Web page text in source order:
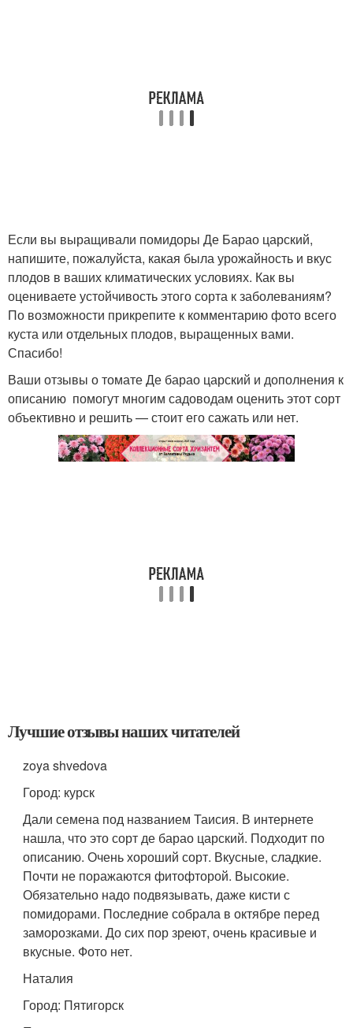
Если вы выращивали помидоры Де Барао царский,
напишите, пожалуйста, какая была урожайность и вкус
плодов в ваших климатических условиях. Как вы
оцениваете устойчивость этого сорта к заболеваниям?
По возможности прикрепите к комментарию фото всего
куста или отдельных плодов, выращенных вами.
Спасибо!
Ваши отзывы о томате Де барао царский и дополнения к
описанию помогут многим садоводам оценить этот сорт
объективно и решить — стоит его сажать или нет.
Лучшие отзывы наших читателей
zoya shvedova
Город: курск
Дали семена под названием Таисия. В интернете
нашла, что это сорт де барао царский. Подходит по
описанию. Очень хороший сорт. Вкусные, сладкие.
Почти не поражаются фитофторой. Высокие.
Обязательно надо подвязывать, даже кисти с
помидорами. Последние собрала в октябре перед
заморозками. До сих пор зреют, очень красивые и
вкусные. Фото нет.
Наталия
Город: Пятигорск